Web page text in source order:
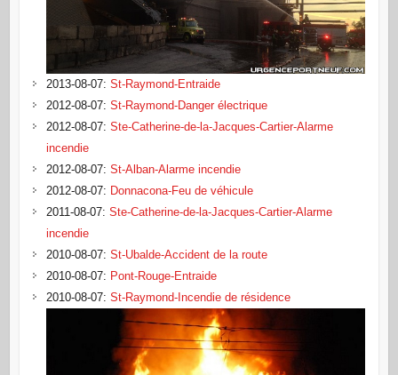
2013-08-07: St-Raymond-Entraide
2012-08-07: St-Raymond-Danger électrique
2012-08-07: Ste-Catherine-de-la-Jacques-Cartier-Alarme
incendie
2012-08-07: St-Alban-Alarme incendie
2012-08-07: Donnacona-Feu de véhicule
2011-08-07: Ste-Catherine-de-la-Jacques-Cartier-Alarme
incendie
2010-08-07: St-Ubalde-Accident de la route
2010-08-07: Pont-Rouge-Entraide
2010-08-07: St-Raymond-Incendie de résidence